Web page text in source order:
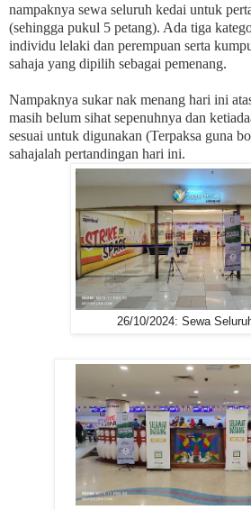
nampaknya sewa seluruh kedai untuk
(sehingga pukul 5 petang). Ada tiga
individu lelaki dan perempuan serta
sahaja yang dipilih sebagai pemenang.
Nampaknya sukar nak menang hari ini
masih belum sihat sepenuhnya dan
sesuai untuk digunakan (Terpaksa guna
sahajalah pertandingan hari ini.
26/10/2024: Sewa